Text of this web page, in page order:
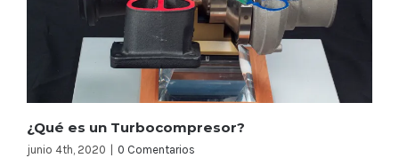
¿Qué es un Turbocompresor?
junio 4th, 2020 0 Comentarios